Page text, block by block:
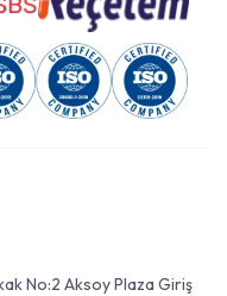
No:2 Aksoy Plaza Giriş